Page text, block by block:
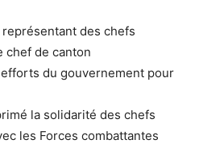
des chefs
chef de canton
du gouvernement pour
la solidarité des chefs
les Forces combattantes